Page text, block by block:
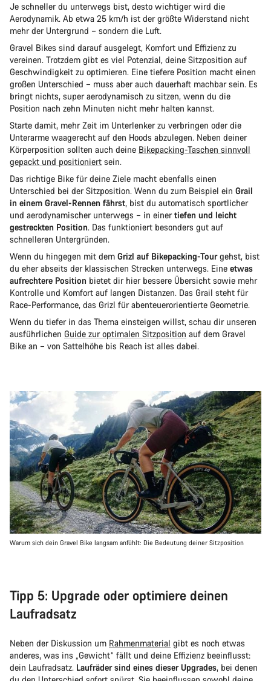
Je schneller du unterwegs bist, desto wichtiger wird die
Aerodynamik. Ab etwa 25 km/h ist der größte Widerstand nicht
mehr der Untergrund – sondern die Luft.
Gravel Bikes sind darauf ausgelegt, Komfort und Effizienz zu
vereinen. Trotzdem gibt es viel Potenzial, deine Sitzposition auf
Geschwindigkeit zu optimieren. Eine tiefere Position macht einen
großen Unterschied – muss aber auch dauerhaft machbar sein. Es
bringt nichts, super aerodynamisch zu sitzen, wenn du die
Position nach zehn Minuten nicht mehr halten kannst.
Starte damit, mehr Zeit im Unterlenker zu verbringen oder die
Unterarme waagerecht auf den Hoods abzulegen. Neben deiner
Körperposition sollten auch deine Bikepacking-Taschen sinnvoll
gepackt und positioniert sein.
Das richtige Bike für deine Ziele macht ebenfalls einen
Unterschied bei der Sitzposition. Wenn du zum Beispiel ein Grail
in einem Gravel-Rennen fährst, bist du automatisch sportlicher
und aerodynamischer unterwegs – in einertiefen und leicht
gestreckten Position. Das funktioniert besonders gut auf
schnelleren Untergründen.
Wenn du hingegen mit dem Grizl auf Bikepacking-Tourgehst, bist
du eher abseits der klassischen Strecken unterwegs. Eine etwas
aufrechtere Position bietet dir hier bessere Übersicht sowie mehr
Kontrolle und Komfort auf langen Distanzen. Das Grail steht für
Race-Performance, das Grizl für abenteuerorientierte Geometrie.
Wenn du tiefer in das Thema einsteigen willst, schau dir unseren
ausführlichen Guide zur optimalen Sitzposition auf dem Gravel
Bike an – von Sattelhöhe bis Reach ist alles dabei.
Warum sich dein Gravel Bike langsam anfühlt: Die Bedeutung deiner Sitzposition
Tipp 5: Upgrade oder optimiere deinen
Laufradsatz
Neben der Diskussion um Rahmenmaterial gibt es noch etwas
anderes, was ins „Gewicht“ fällt und deine Effizienz beeinflusst:
dein Laufradsatz. Laufräder sind eines dieser Upgrades, bei denen